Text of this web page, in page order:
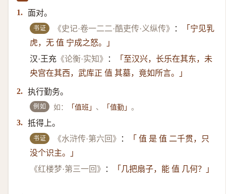
1.
面对。
书证 《史记·卷一二二·酷吏传·义纵传》 ：
「宁见乳
虎，无 值 宁成之怒。」
汉·王充 《论衡·实知》 ：
「至汉兴，长乐在其东，未
央宫在其西，武库正 值 其墓，竟如所言。」
2. 执行勤务。
例如 如： 「值班」 、 「值勤」。
3. 抵得上。
书证 《水浒传·第六回》 ：
「 值 是 值 二千贯，只
没个识主。」
《红楼梦·第三一回》
： 「几把扇子，能 值 几何？」